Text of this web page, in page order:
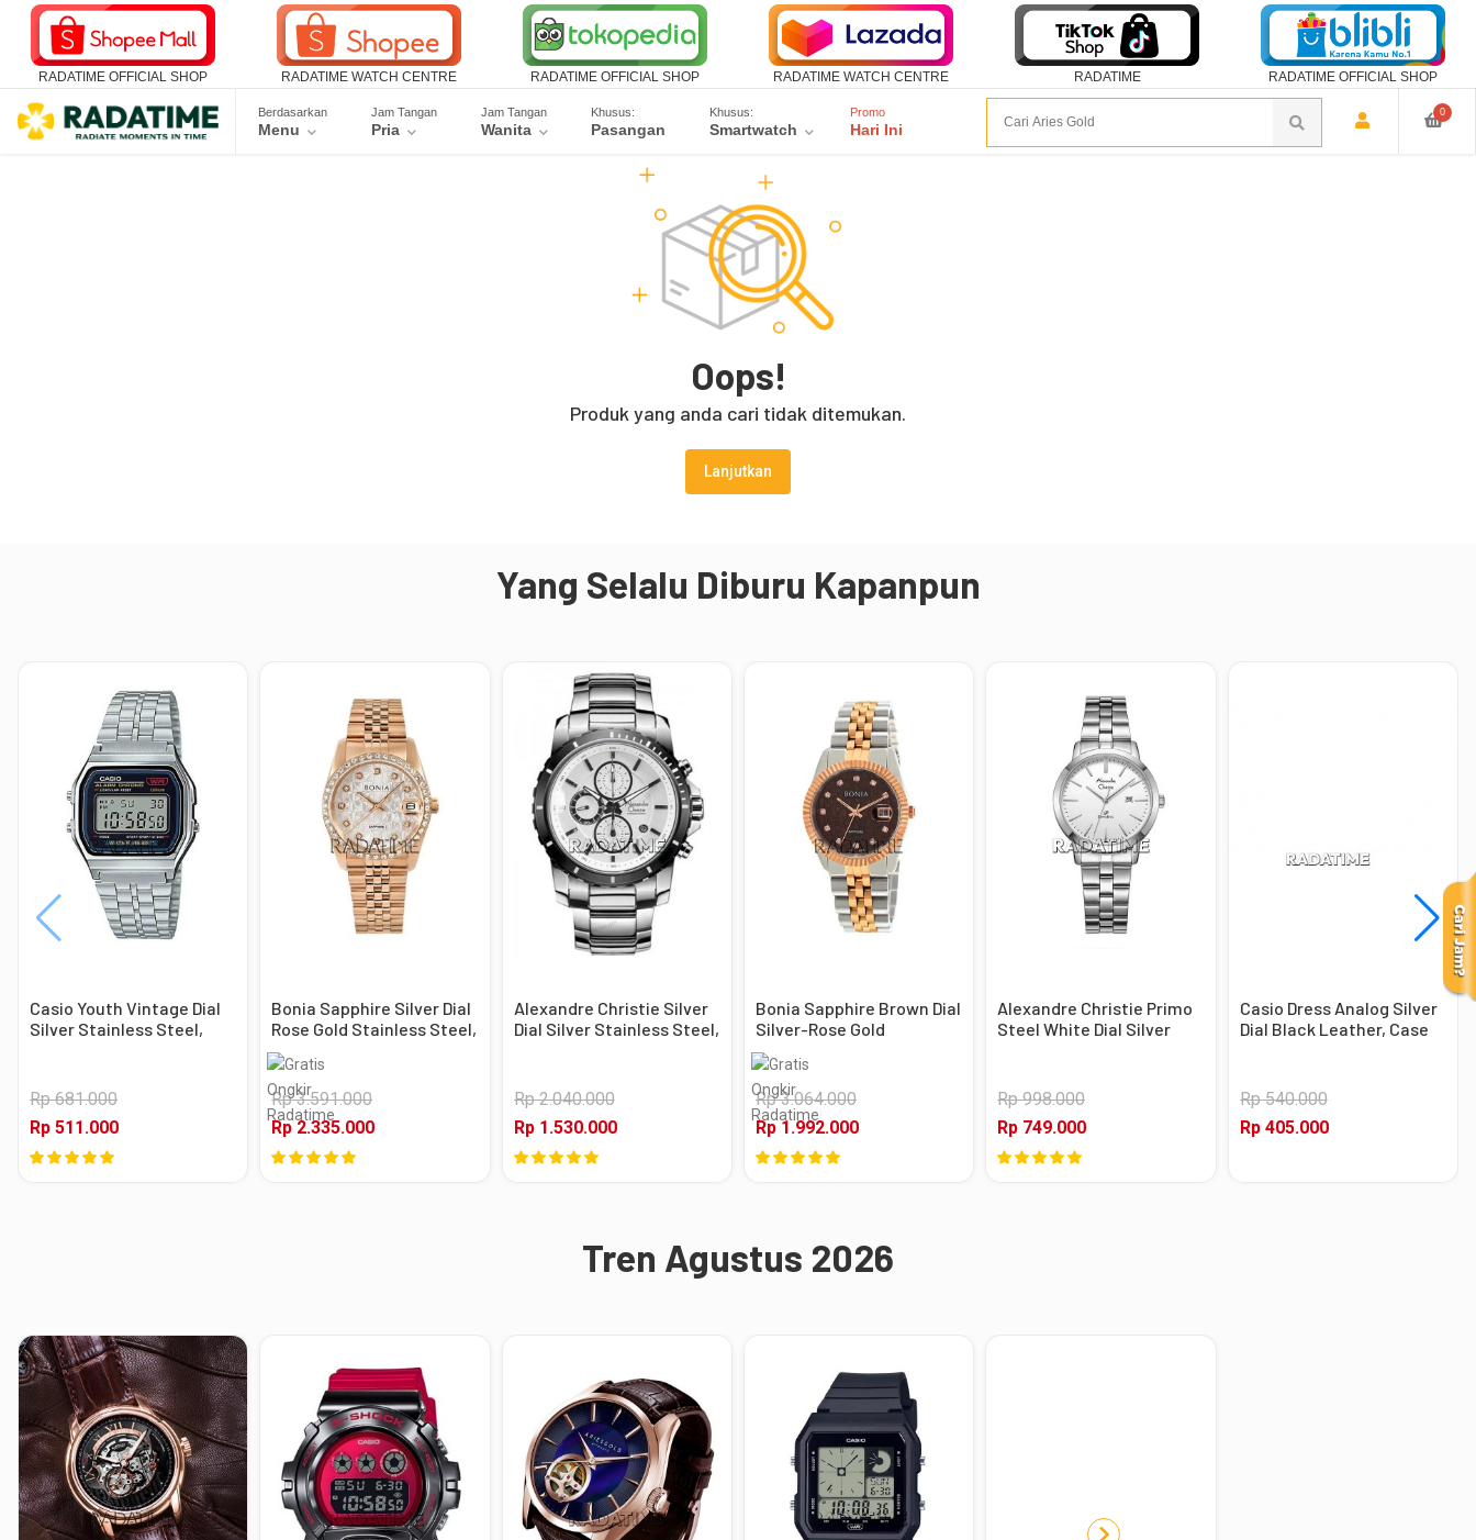
RADATIME OFFICIAL SHOP RADATIME WATCH CENTRE RADATIME OFFICIAL SHOP RADATIME WATCH CENTRE RADATIME RADATIME OFFICIAL SHOP
Berdasarkan
Menu
Jam Tangan
Pria
Jam Tangan
Wanita
Khusus:
Pasangan
Khusus:
Smartwatch
Promo
Hari Ini
0
Oops!
Produk yang anda cari tidak ditemukan.
Lanjutkan
Yang Selalu Diburu Kapanpun
Casio Youth Vintage Dial
Silver Stainless Steel,
Rp 681.000
Rp 511.000
Bonia Sapphire Silver Dial
Rose Gold Stainless Steel,
Case Rose Gold
Rp 3.591.000
Rp 2.335.000
Alexandre Christie Silver
Dial Silver Stainless Steel,
Rp 2.040.000
Rp 1.530.000
Bonia Sapphire Brown Dial
Silver-Rose Gold
Stainless Steel, Case
Silver-Rose Gold
Rp 3.064.000
Rp 1.992.000
Alexandre Christie Primo
Steel White Dial Silver
Rp 998.000
Rp 749.000
Casio Dress Analog Silver
Dial Black Leather, Case
Rp 540.000
Rp 405.000
Tren Agustus 2026